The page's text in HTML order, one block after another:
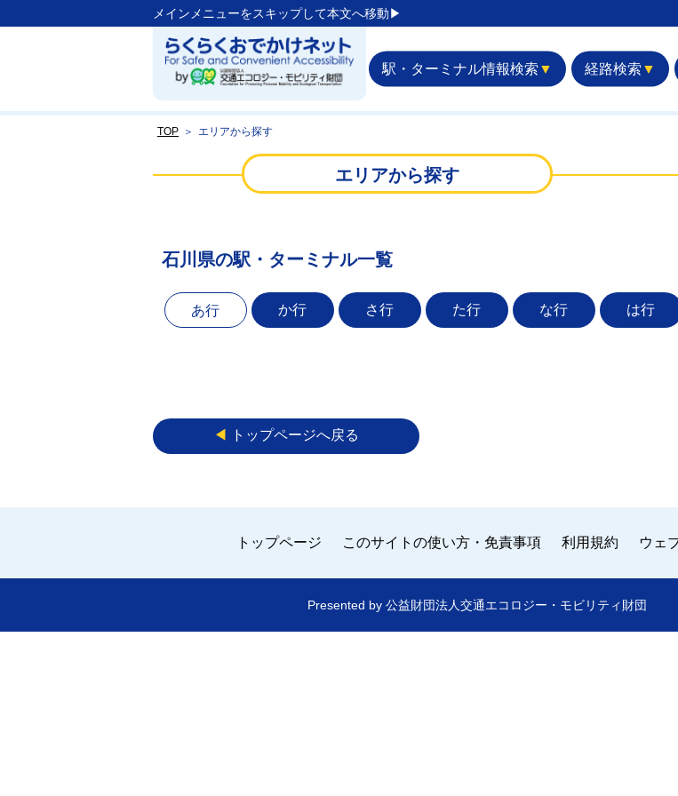
メインメニューをスキップして本文へ移動▶︎
駅・ターミナル情報検索 ▼ 経路検索 ▼
TOP ＞ エリアから探す
エリアから探す
石川県の駅・ターミナル一覧
あ行 か行 さ行 た行 な行 は行
◀︎ トップページへ戻る
トップページ このサイトの使い方・免責事項 利用規約 ウェ
Presented by 公益財団法人交通エコロジー・モビリティ財団